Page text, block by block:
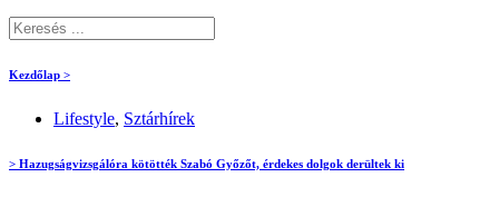
Kezdőlap >
Lifestyle, Sztárhírek
> Hazugságvizsgálóra kötötték Szabó Győzőt, érdekes dolgok derültek ki